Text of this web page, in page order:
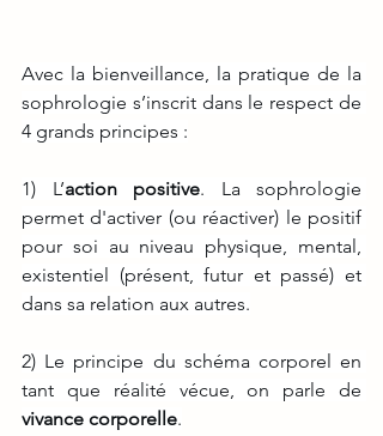
Avec la bienveillance, la pratique de la
sophrologie s’inscrit dans le respect de
4 grands principes :
1) L’action positive. La sophrologie
permet d'activer (ou réactiver) le positif
pour soi au niveau physique, mental,
existentiel (présent, futur et passé) et
dans sa relation aux autres.
2) Le principe du schéma corporel en
vivance corporelle.